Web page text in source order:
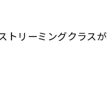
リーミングクラス